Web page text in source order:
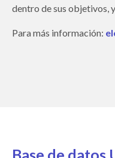
dentro de sus objetivos, y
Para más información: